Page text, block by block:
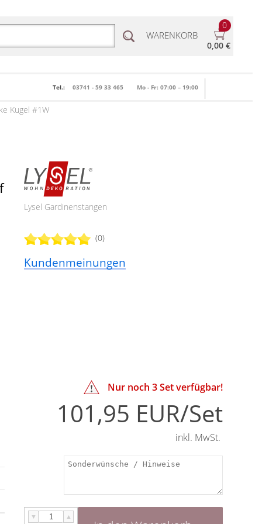
0
WARENKORB
0,00 €
Tel.: 03741 - 59 33 465 Mo - Fr: 07:00 – 19:00
Kugel #1W
Lysel Gardinenstangen
(0)
Kundenmeinungen
Nur noch3Set verfügbar!
101,95 EUR/Set
inkl. MwSt.
▼ ▲